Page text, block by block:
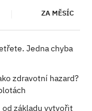
ZA MĚSÍC
Jedna chyba
zdravotní hazard?
od základu vytvořit